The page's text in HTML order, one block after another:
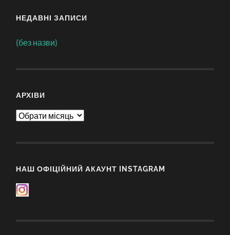
НЕДАВНІ ЗАПИСИ
(без назви)
АРХІВИ
Архіви
НАШ ОФІЦІЙНИЙ АКАУНТ INSTAGRAM